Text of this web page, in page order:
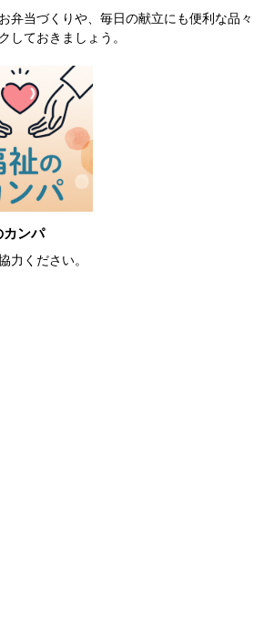
弁当づくりや、毎日の献立にも便利な品々
しておきましょう。
カンパ
力ください。